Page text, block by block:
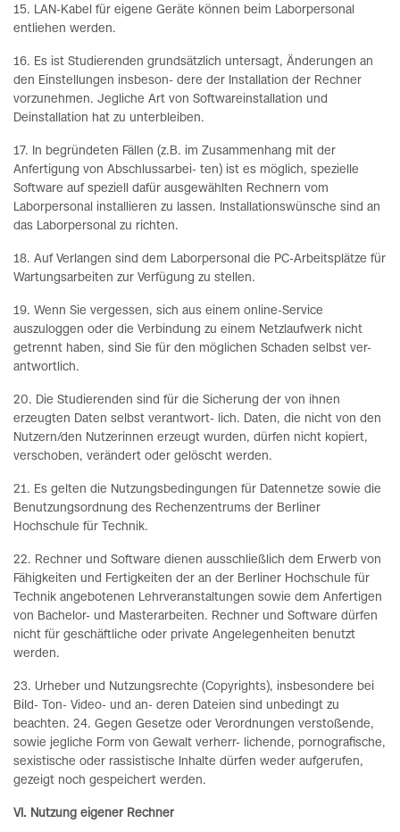
15. LAN-Kabel für eigene Geräte können beim Laborpersonal
entliehen werden.
16. Es ist Studierenden grundsätzlich untersagt, Änderungen an
den Einstellungen insbeson- dere der Installation der Rechner
vorzunehmen. Jegliche Art von Softwareinstallation und
Deinstallation hat zu unterbleiben.
17. In begründeten Fällen (z.B. im Zusammenhang mit der
Anfertigung von Abschlussarbei- ten) ist es möglich, spezielle
Software auf speziell dafür ausgewählten Rechnern vom
Laborpersonal installieren zu lassen. Installationswünsche sind an
das Laborpersonal zu richten.
18. Auf Verlangen sind dem Laborpersonal die PC-Arbeitsplätze für
Wartungsarbeiten zur Verfügung zu stellen.
19. Wenn Sie vergessen, sich aus einem online-Service
auszuloggen oder die Verbindung zu einem Netzlaufwerk nicht
getrennt haben, sind Sie für den möglichen Schaden selbst ver-
antwortlich.
20. Die Studierenden sind für die Sicherung der von ihnen
erzeugten Daten selbst verantwort- lich. Daten, die nicht von den
Nutzern/den Nutzerinnen erzeugt wurden, dürfen nicht kopiert,
verschoben, verändert oder gelöscht werden.
21. Es gelten die Nutzungsbedingungen für Datennetze sowie die
Benutzungsordnung des Rechenzentrums der Berliner
Hochschule für Technik.
22. Rechner und Software dienen ausschließlich dem Erwerb von
Fähigkeiten und Fertigkeiten der an der Berliner Hochschule für
Technik angebotenen Lehrveranstaltungen sowie dem Anfertigen
von Bachelor- und Masterarbeiten. Rechner und Software dürfen
nicht für geschäftliche oder private Angelegenheiten benutzt
werden.
23. Urheber und Nutzungsrechte (Copyrights), insbesondere bei
Bild- Ton- Video- und an- deren Dateien sind unbedingt zu
beachten. 24. Gegen Gesetze oder Verordnungen verstoßende,
sowie jegliche Form von Gewalt verherr- lichende, pornografische,
sexistische oder rassistische Inhalte dürfen weder aufgerufen,
gezeigt noch gespeichert werden.
VI. Nutzung eigener Rechner